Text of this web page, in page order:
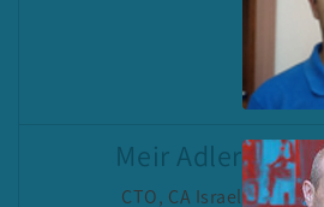
Meir Adler
CTO, CA Israel